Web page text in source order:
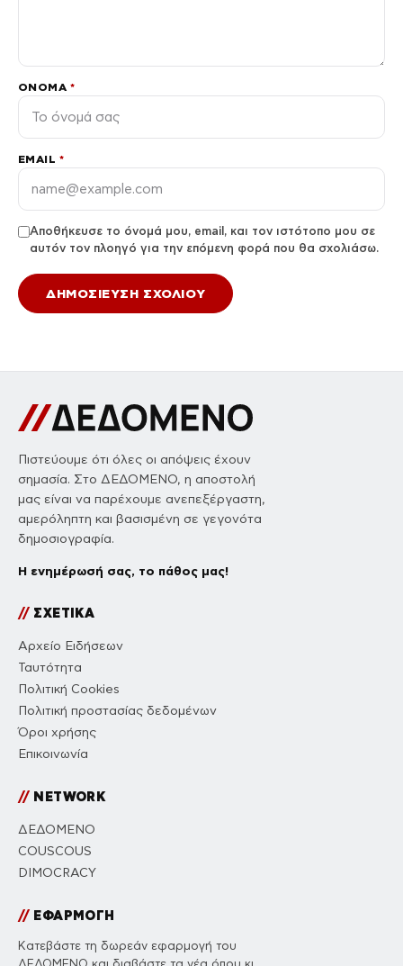
ΌΝΟΜΑ *
EMAIL *
Αποθήκευσε το όνομά μου, email, και τον ιστότοπο μου σε
αυτόν τον πλοηγό για την επόμενη φορά που θα σχολιάσω.
Πιστεύουμε ότι όλες οι απόψεις έχουν
σημασία. Στο ΔΕΔΟΜΕΝΟ, η αποστολή
μας είναι να παρέχουμε ανεπεξέργαστη,
αμερόληπτη και βασισμένη σε γεγονότα
δημοσιογραφία.
Η ενημέρωσή σας, το πάθος μας!
//ΣΧΕΤΙΚΑ
Αρχείο Ειδήσεων
Ταυτότητα
Πολιτική Cookies
Πολιτική προστασίας δεδομένων
Όροι χρήσης
Επικοινωνία
//NETWORK
ΔΕΔΟΜΕΝΟ
COUSCOUS
DIMOCRACY
//ΕΦΑΡΜΟΓΗ
Κατεβάστε τη δωρεάν εφαρμογή του